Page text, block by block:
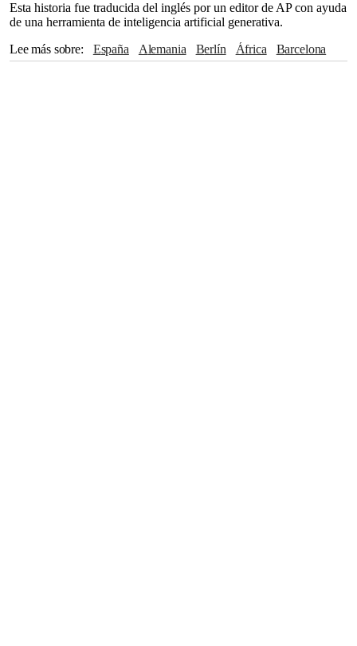
Esta historia fue traducida del inglés por un editor de AP con ayuda
de una herramienta de inteligencia artificial generativa.
Lee más sobre
España Alemania Berlín África Barcelona